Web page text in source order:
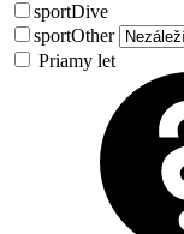
sportDive
sportOther
Priamy let